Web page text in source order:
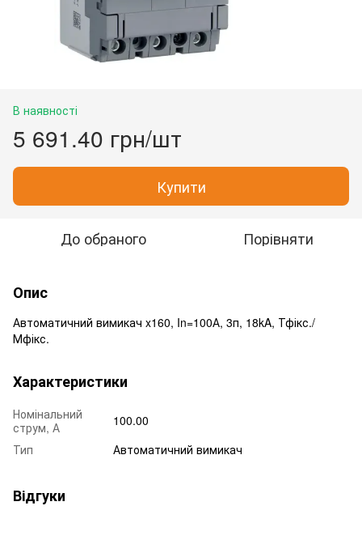
В наявності
5 691.40 грн/шт
Купити
До обраного Порівняти
Опис
Автоматичний вимикач x160, In=100А, 3п, 18kA, Тфікс./
Мфікс.
Характеристики
Номінальний
струм, А
100.00
Тип
Автоматичний вимикач
Відгуки